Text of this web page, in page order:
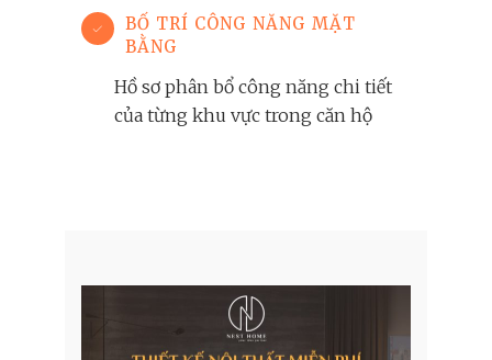
BỐ TRÍ CÔNG NĂNG MẶT
BẰNG
Hồ sơ phân bổ công năng chi tiết
của từng khu vực trong căn hộ